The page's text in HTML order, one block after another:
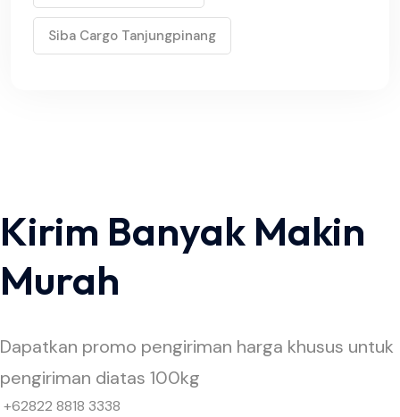
Siba Cargo Tanjungpinang
Kirim Banyak Makin
Murah
Dapatkan promo pengiriman harga khusus untuk
pengiriman diatas 100kg
+62822 8818 3338